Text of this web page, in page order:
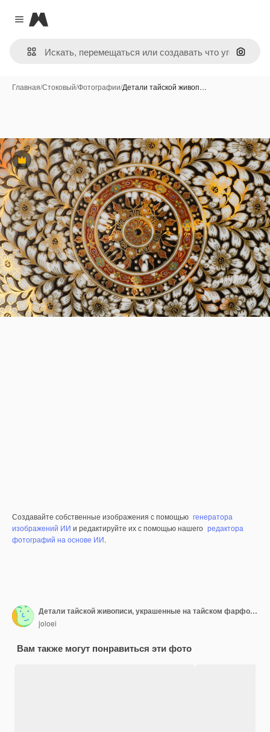
Close menu
Magnific
Поиск
Главная/Стоковый/Фотографии/Детали тайской живоп…
Премиум
Создавайте собственные изображения с помощью генератора
изображений ИИ и редактируйте их с помощью нашего редактора
фотографий на основе ИИ.
Детали тайской живописи, украшенные на тайском фарфоре
joloei
Вам также могут понравиться эти фото